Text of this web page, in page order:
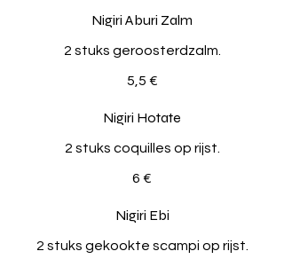
Nigiri Aburi Zalm
2 stuks geroosterdzalm.
5,5 €
Nigiri Hotate
2 stuks coquilles op rijst.
6 €
Nigiri Ebi
2 stuks gekookte scampi op rijst.